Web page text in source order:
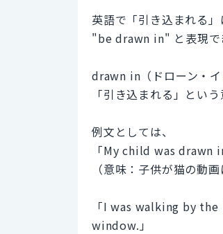
英語で「引き込まれる」
"be drawn in" と表現で
drawn in（ドローン・
「引き込まれる」という
例文としては、
「My child was drawn
（意味：子供が猫の動
「I was walking by
window.」